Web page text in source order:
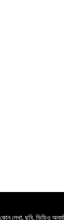
লেখা, ছবি, ভিডিও